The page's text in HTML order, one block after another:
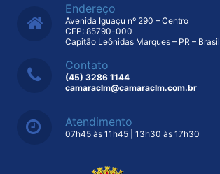
Endereço
Avenida Iguaçu nº 290 – Centro
CEP: 85790-000
Capitão Leônidas Marques – PR – Brasil
Contato
(45) 3286 1144
camaraclm@camaraclm.com.br
Atendimento
07h45 às 11h45 | 13h30 às 17h30